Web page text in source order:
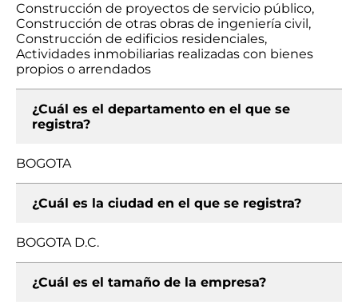
Construcción de proyectos de servicio público,
Construcción de otras obras de ingeniería civil,
Construcción de edificios residenciales,
Actividades inmobiliarias realizadas con bienes
propios o arrendados
¿Cuál es el departamento en el que se
registra?
BOGOTA
¿Cuál es la ciudad en el que se registra?
BOGOTA D.C.
¿Cuál es el tamaño de la empresa?